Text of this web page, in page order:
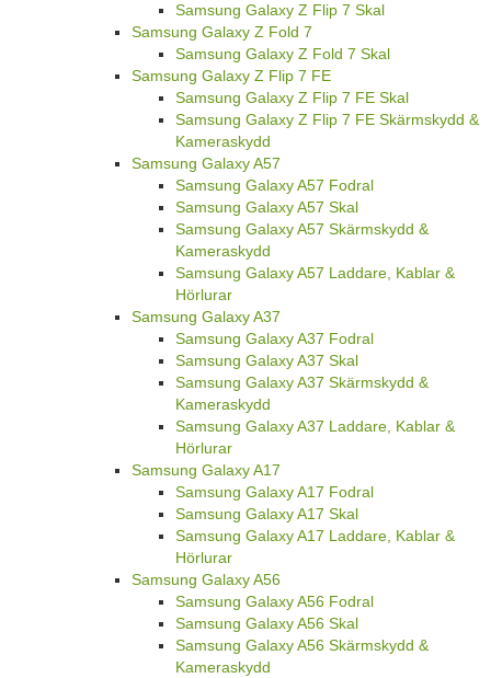
Samsung Galaxy Z Flip 7 Skal
Samsung Galaxy Z Fold 7
Samsung Galaxy Z Fold 7 Skal
Samsung Galaxy Z Flip 7 FE
Samsung Galaxy Z Flip 7 FE Skal
Samsung Galaxy Z Flip 7 FE Skärmskydd &
Kameraskydd
Samsung Galaxy A57
Samsung Galaxy A57 Fodral
Samsung Galaxy A57 Skal
Samsung Galaxy A57 Skärmskydd &
Kameraskydd
Samsung Galaxy A57 Laddare, Kablar &
Hörlurar
Samsung Galaxy A37
Samsung Galaxy A37 Fodral
Samsung Galaxy A37 Skal
Samsung Galaxy A37 Skärmskydd &
Kameraskydd
Samsung Galaxy A37 Laddare, Kablar &
Hörlurar
Samsung Galaxy A17
Samsung Galaxy A17 Fodral
Samsung Galaxy A17 Skal
Samsung Galaxy A17 Laddare, Kablar &
Hörlurar
Samsung Galaxy A56
Samsung Galaxy A56 Fodral
Samsung Galaxy A56 Skal
Samsung Galaxy A56 Skärmskydd &
Kameraskydd